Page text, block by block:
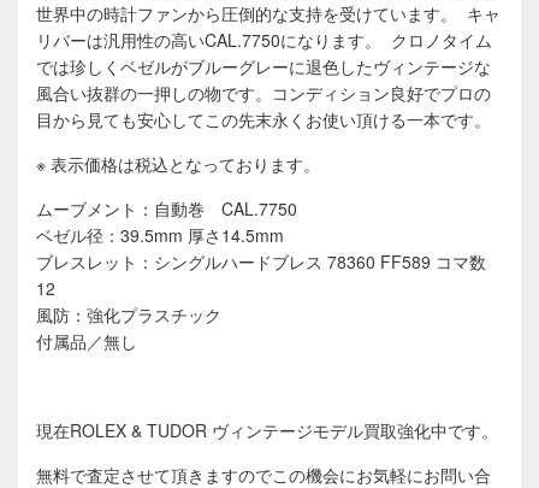
世界中の時計ファンから圧倒的な支持を受けています。 キャ
リバーは汎用性の高いCAL.7750になります。 クロノタイム
では珍しくベゼルがブルーグレーに退色したヴィンテージな
風合い抜群の一押しの物です。コンディション良好でプロの
目から見ても安心してこの先末永くお使い頂ける一本です。
※ 表示価格は税込となっております。
ムーブメント：自動巻 CAL.7750
ベゼル径：39.5mm 厚さ14.5mm
ブレスレット：シングルハードブレス 78360 FF589 コマ数
12
風防：強化プラスチック
付属品／無し
現在ROLEX & TUDOR ヴィンテージモデル買取強化中です。
無料で査定させて頂きますのでこの機会にお気軽にお問い合